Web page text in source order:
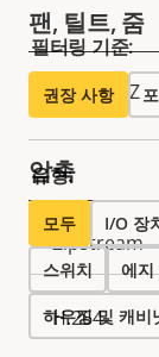
팬, 틸트, 줌
속
성
설
명
속
성
원격 PTRZ
압축
속
성
설
명
속
성
값
Zipstream
H.264
필터링 기준:
권장 사항
유형:
모두 I/O 장
스위치 에지
하우징 및 캐비